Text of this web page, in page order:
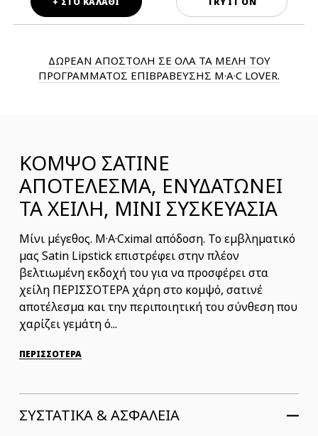
ΔΩΡΕΑΝ ΑΠΟΣΤΟΛΗ ΣΕ ΟΛΑ ΤΑ ΜΕΛΗ ΤΟΥ
ΠΡΟΓΡΑΜΜΑΤΟΣ ΕΠΙΒΡΑΒΕΥΣΗΣ M·A·C LOVER.
ΚΟΜΨΟ ΣΑΤΙΝΕ
ΑΠΟΤΕΛΕΣΜΑ, ΕΝΥΔΑΤΩΝΕΙ
ΤΑ ΧΕΙΛΗ, ΜΙΝΙ ΣΥΣΚΕΥΑΣΙΑ
Μίνι μέγεθος. M·A·Cximal απόδοση. Το εμβληματικό
μας Satin Lipstick επιστρέφει στην πλέον
βελτιωμένη εκδοχή του για να προσφέρει στα
χείλη ΠΕΡΙΣΣΟΤΕΡΑ χάρη στο κομψό, σατινέ
αποτέλεσμα και την περιποιητική του σύνθεση που
χαρίζει γεμάτη ό...
ΠΕΡΙΣΣΟΤΕΡΑ
ΣΥΣΤΑΤΙΚΆ & ΑΣΦΆΛΕΙΑ